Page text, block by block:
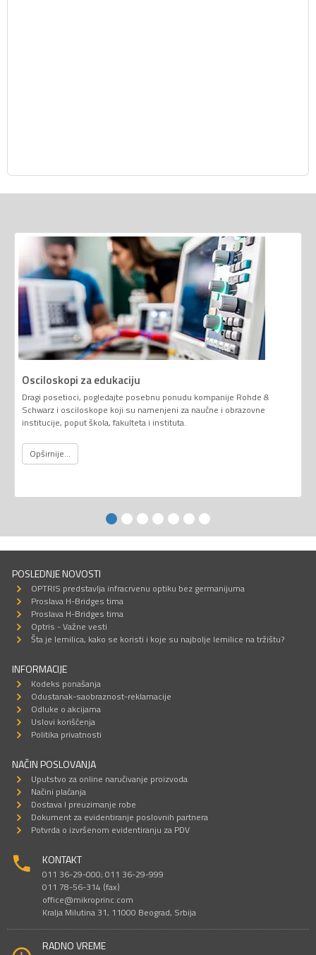
Osciloskopi za edukaciju
Dragi posetioci, pogledajte posebnu ponudu kompanije Rohde &
Schwarz i osciloskope koji su namenjeni za naučne i obrazovne
institucije, poput škola, fakulteta i instituta.
Opširnije...
POSLEDNJE NOVOSTI
OPTRIS predstavlja infracrvenu optiku bez germanijuma
Proslava H-Bridges tima
Proslava H-Bridges tima
Optris - Važne vesti
Šta je lemilica, kako se koristi i koje su najbolje lemilice na tržištu?
INFORMACIJE
Kodeks ponašanja
Odustanak-saobraznost-reklamacije
Odluke o akcijama
Uslovi korišćenja
Politika privatnosti
NAČIN POSLOVANJA
Uputstvo za online naručivanje proizvoda
Načini plaćanja
Dostava I preuzimanje robe
Dokument za evidentiranje poslovnih partnera
Potvrda o izvršenom evidentiranju za PDV
KONTAKT
011 36-29-000; 011 36-29-999
011 78-56-314 (fax)
office@mikroprinc.com
Kralja Milutina 31, 11000 Beograd, Srbija
RADNO VREME